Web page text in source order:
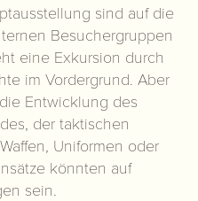
sind auf die
Besuchergruppen
eine Exkursion durch
im Vordergrund. Aber
Entwicklung des
der taktischen
Uniformen oder
könnten auf
sein.